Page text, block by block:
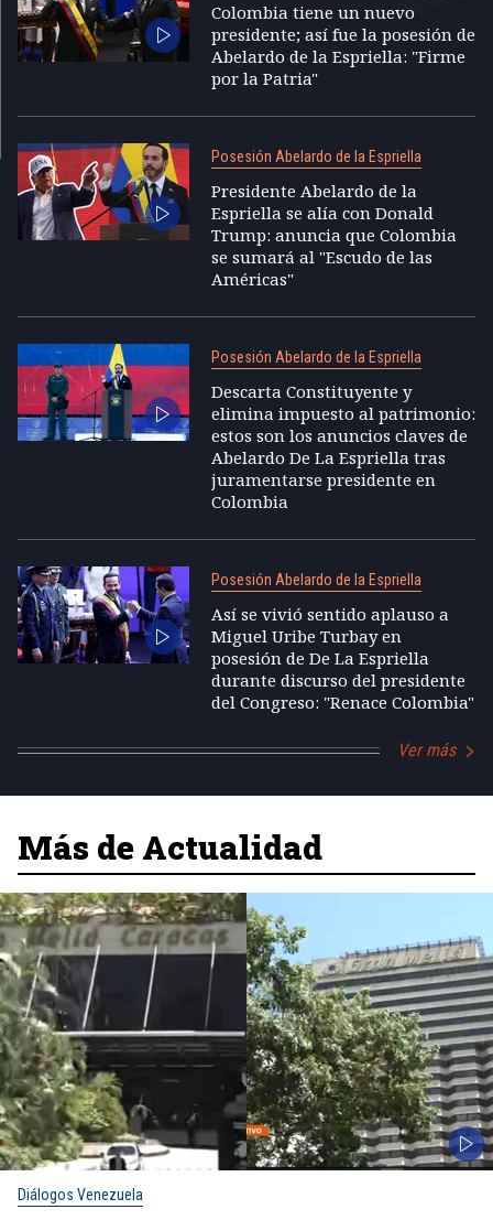
Colombia tiene un nuevo
presidente; así fue la posesión de
Abelardo de la Espriella: "Firme
por la Patria"
Posesión Abelardo de la Espriella
Presidente Abelardo de la
Espriella se alía con Donald
Trump: anuncia que Colombia
se sumará al "Escudo de las
Américas"
Posesión Abelardo de la Espriella
Descarta Constituyente y
elimina impuesto al patrimonio:
estos son los anuncios claves de
Abelardo De La Espriella tras
juramentarse presidente en
Colombia
Posesión Abelardo de la Espriella
Así se vivió sentido aplauso a
Miguel Uribe Turbay en
posesión de De La Espriella
durante discurso del presidente
del Congreso: "Renace Colombia"
Ver más
Más de Actualidad
Diálogos Venezuela